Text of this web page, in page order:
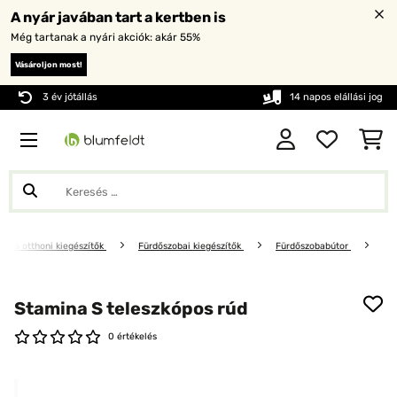
A nyár javában tart a kertben is
Még tartanak a nyári akciók: akár 55%
Vásároljon most!
3 év jótállás 14 napos elállási jog
és otthoni kiegészítők Fürdőszobai kiegészítők Fürdőszobabútor
Stamina S teleszkópos rúd
0 értékelés